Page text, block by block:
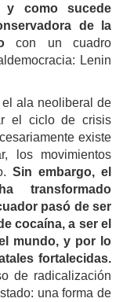
y como sucede
de la
con un cuadro
Lenin
ala neoliberal de
el ciclo de crisis
existe
los movimientos
Sin embargo, el
transformado
pasó de ser
cocaína, a ser el
mundo, y por lo
fortalecidas.
de radicalización
una forma de